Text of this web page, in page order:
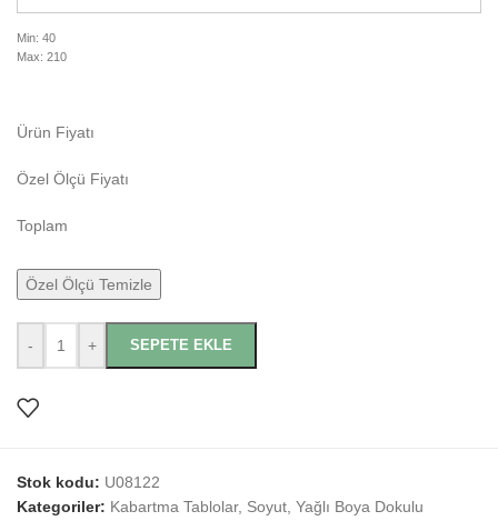
Min: 40
Max: 210
Ürün Fiyatı
Özel Ölçü Fiyatı
Toplam
Özel Ölçü Temizle
- + SEPETE EKLE
Stok kodu: U08122
Kategoriler: Kabartma Tablolar, Soyut, Yağlı Boya Dokulu